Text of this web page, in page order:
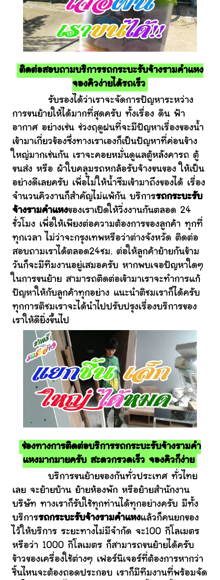
ติดต่อสอบถามบริการรถกระบะรับจ้างรามคําแหง
จองคิวง่ายได้รถเร็ว
รับรองได้ว่าเราจะจัดการปัญหาระหว่าง
การขนย้ายให้ได้มากที่สุดครับ ทั้งเรื่อง ดิน ฟ้า
อากาศ อย่างเช่น ช่วงฤดูฝนที่จะมีปัญหาเรื่องของน้ำ
เข้ามาเกี่ยวข้องซึ่งทางเราเองก็เป็นปัญหาที่ค่อนข้าง
ใหญ่มากเช่นกัน เราจะคอยหมั่นดูแลตู้หลังคารถ ตู้
ขนส่ง หรือ ผ้าใบคลุมรถหกล้อรับจ้างขนของ ให้เป็น
อย่างดีเลยครับ เพื่อไม่ให้น้ำซึมเข้ามาถึงของได้ เรื่อง
จำนวนคิวงานก็สำคัญไม่แพ้กัน บริการรถกระบะรับ
จ้างรามคําแหงของเราเปิดให้วิ่งงานกันตลอด 24
ชั่วโมง เพื่อให้เพียงต่อความต้องการของลูกค้า ทุกที่
ทุกเวลา ไม่ว่าจะกรุงเทพหรือว่าต่างจังหวัด ติดต่อ
สอบถามเราได้ตลอด24ชม. ต่อให้ลูกค้าย้ายกันข้าม
วันก็จะมีทีมงานอยู่เสมอครับ หากพบเจอปัญหาใดๆ
ในการขนย้าย สามารถติดต่อเข้ามาเราจะทำการแก้
ปัญหาให้กับลูกค้าทุกอย่าง แนะนำติชมเราก็ได้ครับ
ทุกการติชมเราจะได้นำไปปรับปรุงเรื่องบริการของ
เราให้ดียิ่งขึ้นไป
ช่องทางการติดต่อบริการรถกระบะรับจ้างรามคํา
แหงมากมายครับ สะดวกรวดเร็ว จองคิวก็ง่าย
บริการขนย้ายของกันทั่วประเทศ ทั่วไทย
เลย จะย้ายบ้าน ย้ายห้องพัก หรือย้ายสำนักงาน
บริษัท ทางเราก็รับใช้ทุกท่านได้ทุกอย่างครับ มีทั้ง
บริการรถกระบะรับจ้างรามคําแหงแล้วก็คนยกของ
ไว้ให้บริการ ระยะทางไม่มีจำกัด จะ100 กิโลเมตร
หรือว่า 1000 กิโลเมตร ก็สามารถขนย้ายได้ครับ
ข้าวของเครื่องใช้ต่างๆ เฟอร์นิเจอร์ที่ต้องการหากว่า
ชิ้นไหนจะต้องถอดประกอบ เราก็มีทีมงานที่พร้อมจัด